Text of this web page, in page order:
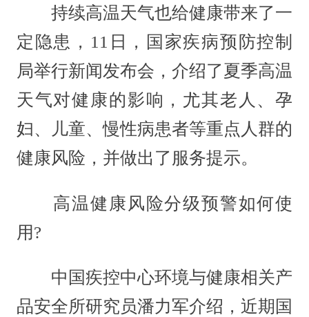
持续高温天气也给健康带来了一
定隐患，11日，国家疾病预防控制
局举行新闻发布会，介绍了夏季高温
天气对健康的影响，尤其老人、孕
妇、儿童、慢性病患者等重点人群的
健康风险，并做出了服务提示。
高温健康风险分级预警如何使
用?
中国疾控中心环境与健康相关产
品安全所研究员潘力军介绍，近期国